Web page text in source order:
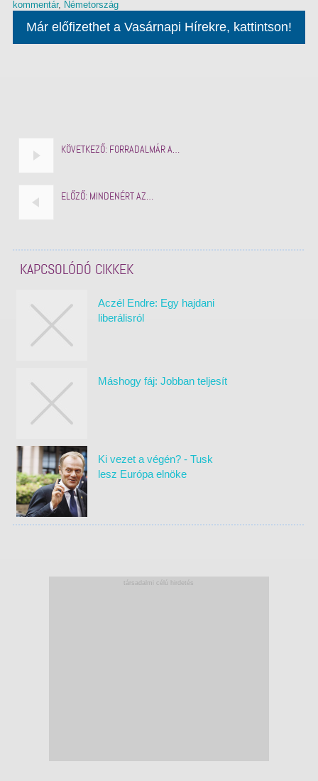
kommentár, Németország
Már előfizethet a Vasárnapi Hírekre, kattintson!
KÖVETKEZŐ: FORRADALMÁR A…
ELŐZŐ: MINDENÉRT AZ…
KAPCSOLÓDÓ CIKKEK
Aczél Endre: Egy hajdani
liberálisról
Máshogy fáj: Jobban teljesít
Ki vezet a végén? - Tusk
lesz Európa elnöke
társadalmi célú hirdetés